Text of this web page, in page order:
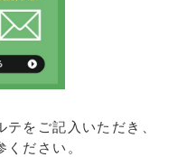
をご記入いただき、
ださい。